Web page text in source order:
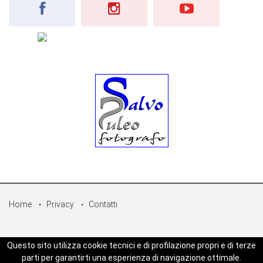
Home Privacy Contatti
© Copyright 2026 - Sicilpress Publisher soc.coop - P.Iva:
07050860829 - WEBSICILIANEWS è una testata registrata - Aut. del
Questo sito utilizza cookie tecnici e di profilazione propri e di terze
parti per garantirti una esperienza di navigazione ottimale.